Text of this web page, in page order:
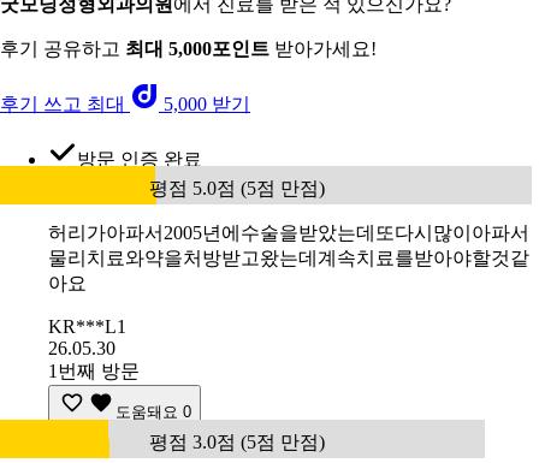
굿모닝정형외과의원 에서 진료를 받은 적 있으신가요?
후기 공유하고 최대 5,000포인트 받아가세요!
후기 쓰고 최대 5,000 받기
방문 인증 완료
평점 5.0점 (5점 만점)
허리가아파서2005년에수술을받았는데또다시많이아파서
물리치료와약을처방받고왔는데계속치료를받아야할것같
아요
KR***L1
26.05.30
1번째 방문
도움돼요 0
평점 3.0점 (5점 만점)